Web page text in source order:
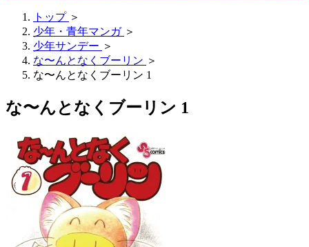
トップ ＞
少年・青年マンガ ＞
少年サンデー ＞
な〜んとなくブーリン ＞
な〜んとなくブーリン 1
な〜んとなくブーリン 1